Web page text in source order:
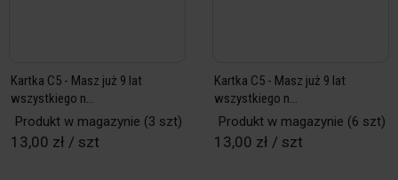
Kartka C5 - Masz już 9 lat
wszystkiego n...
Produkt w magazynie (3 szt)
13,00 zł / szt
Kartka C5 - Masz już 9 lat
wszystkiego n...
Produkt w magazynie (6 szt)
13,00 zł / szt